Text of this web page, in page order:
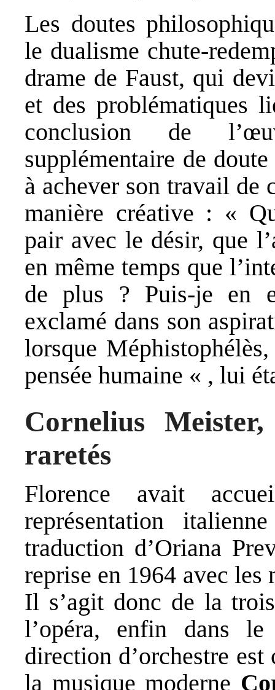
Les doutes
le dualisme chute-
drame de Faust, qui
et des problématiques
conclusion de
supplémentaire de
à achever son travail de
manière créative : «
pair avec le désir, que
en même temps que
de plus ? Puis-je en
exclamé dans son
lorsque
pensée humaine « , lui
Cornelius
raretés
Florence avait
représentation
traduction d’Oriana
reprise en 1964 avec
Il s’agit donc de la
l’opéra, enfin dans
direction d’orchestre
la musique moderne